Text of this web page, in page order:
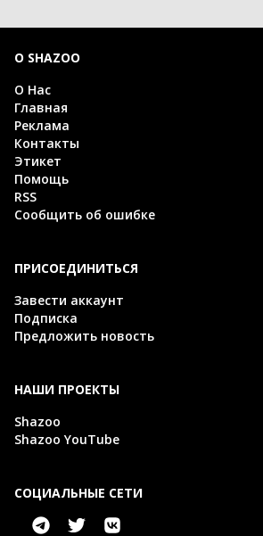
О SHAZOO
О Нас
Главная
Реклама
Контакты
Этикет
Помощь
RSS
Сообщить об ошибке
ПРИСОЕДИНИТЬСЯ
Завести аккаунт
Подписка
Предложить новость
НАШИ ПРОЕКТЫ
Shazoo
Shazoo YouTube
СОЦИАЛЬНЫЕ СЕТИ